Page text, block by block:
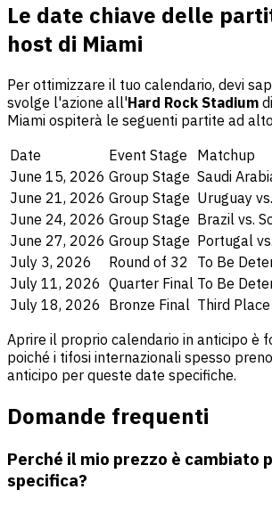
Le date chiave delle
host di Miami
Per ottimizzare il tuo calendario, devi
svolge l'azione all'Hard Rock Stadium
Miami ospiterà le seguenti partite ad
Date
Event Stage
Matchup
June 15, 2026 Group Stage Saudi
June 21, 2026 Group Stage Uruguay
June 24, 2026 Group Stage Brazil vs.
June 27, 2026 Group Stage Portugal
July 3, 2026
Round of 32
To Be
July 11, 2026 Quarter Final To Be
July 18, 2026 Bronze Final Third
Aprire il proprio calendario in anticipo è
poiché i tifosi internazionali spesso
anticipo per queste date specifiche.
Domande frequenti
Perché il mio prezzo è cambiato
specifica?